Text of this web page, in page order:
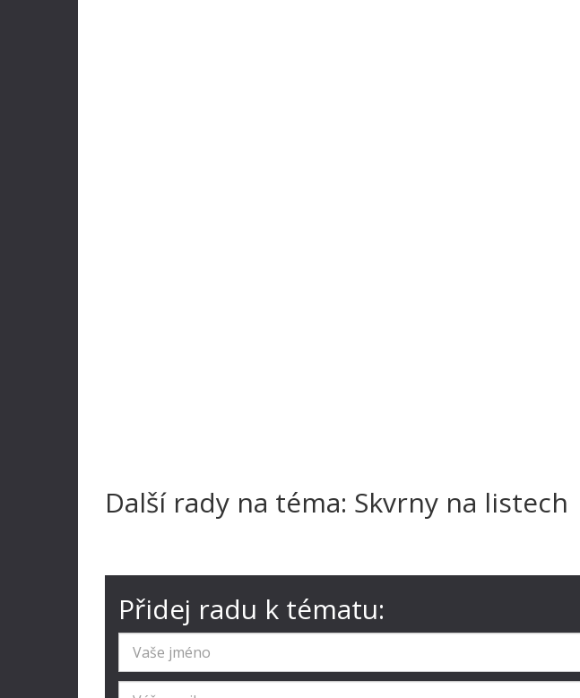
Další rady na téma: Skvrny na listech
Přidej radu k tématu: